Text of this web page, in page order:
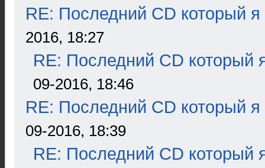
RE: Последний CD который я
2016, 18:27
RE: Последний CD который
09-2016, 18:46
RE: Последний CD который я
09-2016, 18:39
RE: Последний CD который